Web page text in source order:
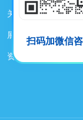
关于展会
展区规划
资料下载
扫码加微信